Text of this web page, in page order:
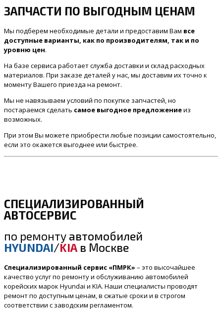
ЗАПЧАСТИ ПО ВЫГОДНЫМ ЦЕНАМ
Мы подберем необходимые детали и предоставим Вам все
доступные варианты, как по производителям, так и по
уровню цен.
На базе сервиса работает служба доставки и склад расходных
материалов. При заказе деталей у нас, мы доставим их точно к
моменту Вашего приезда на ремонт.
Мы не навязываем условий по покупке запчастей, но
постараемся сделать самое выгодное предложениеиз
возможных.
При этом Вы можете приобрести любые позиции самостоятельно,
если это окажется выгоднее или быстрее.
СПЕЦИАЛИЗИРОВАННЫЙ
АВТОСЕРВИС
по ремонту автомобилей
HYUNDAI/KIA в Москве
Специализированный сервис «ПМРК» – это высочайшее
качество услуг по ремонту и обслуживанию автомобилей
корейских марок Hyundai и KIA. Наши специалисты проводят
ремонт по доступным ценам, в сжатые сроки и в строгом
соответствии с заводским регламентом.